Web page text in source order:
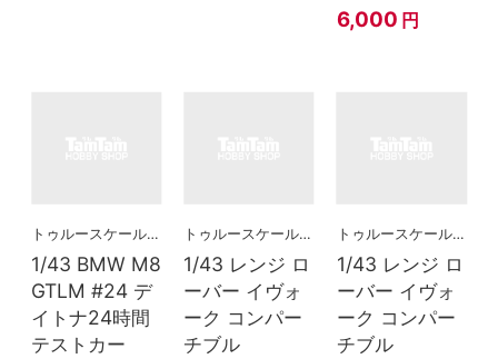
6,000 円
トゥルースケールミニチュアズ
1/43 BMW M8
GTLM #24 デ
イトナ24時間
テストカー
トゥルースケールミニチュアズ
1/43 レンジ ロ
ーバー イヴォ
ーク コンパー
チブル
トゥルースケールミニチュアズ
1/43 レンジ ロ
ーバー イヴォ
ーク コンパー
チブル